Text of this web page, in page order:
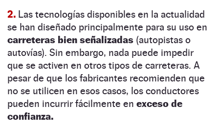
2. Las tecnologías disponibles en la actualidad
se han diseñado principalmente para su uso en
carreteras bien señalizadas (autopistas o
autovías). Sin embargo, nada puede impedir
que se activen en otros tipos de carreteras. A
pesar de que los fabricantes recomienden que
no se utilicen en esos casos, los conductores
pueden incurrir fácilmente en exceso de
confianza.